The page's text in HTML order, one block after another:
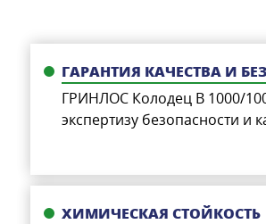
ГАРАНТИЯ КАЧЕСТВА И
ГРИНЛОС Колодец В 1000/
экспертизу безопасности и
ХИМИЧЕСКАЯ СТОЙКОСТЬ